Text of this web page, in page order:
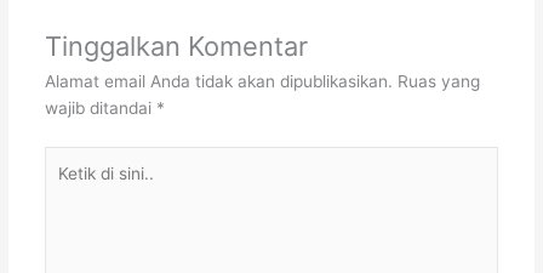
Tinggalkan Komentar
Alamat email Anda tidak akan dipublikasikan. Ruas yang
wajib ditandai *